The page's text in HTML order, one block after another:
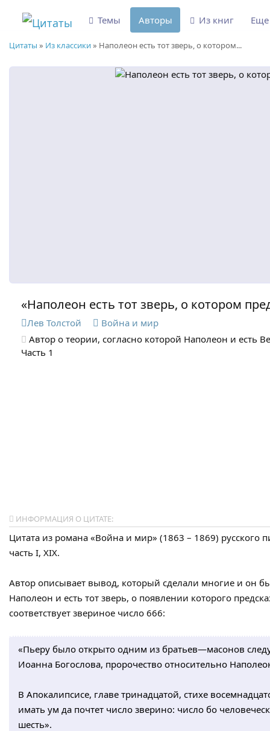
Цитаты » Из классики» Наполеон есть тот зверь, о котором...
«Наполеон есть тот зверь, о котором
Лев Толстой
Война и мир
Автор о теории, согласно которой Наполеон и есть
Часть 1
ИНФОРМАЦИЯ О ЦИТАТЕ:
Цитата из романа «Война и мир» (1863 – 1869) русского
часть I, XIX.
Автор описывает вывод, который сделали многие и он
Наполеон и есть тот зверь, о появлении которого
соответствует звериное число 666:
«Пьеру было открыто одним из братьев—масонов
Иоанна Богослова, пророчество относительно
В Апокалипсисе, главе тринадцатой, стихе
имать ум да почтет число зверино: число бо
шесть».
Темы Авторы Из книг